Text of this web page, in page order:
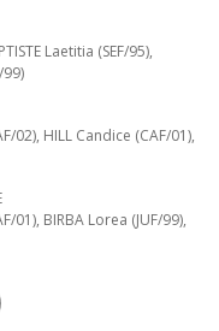
Laetitia (SEF/95),
99)
02), HILL Candice (CAF/01),
01), BIRBA Lorea (JUF/99),